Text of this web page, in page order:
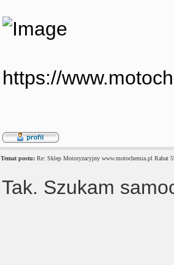
https://
Temat postu: Re: Sklep Motoryzacyjny www.motochemia.pl Rabat
Tak. Szukam